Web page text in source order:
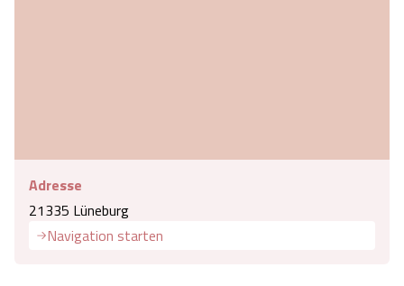
Adresse
21335 Lüneburg
Navigation starten